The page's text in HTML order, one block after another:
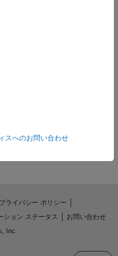
for NVIDIA Hardware Board
Monitoring Using External Mode
this information?
スへのお問い合わせ
プライバシー ポリシー
ション ステータス
お問い合わせ
Inc.